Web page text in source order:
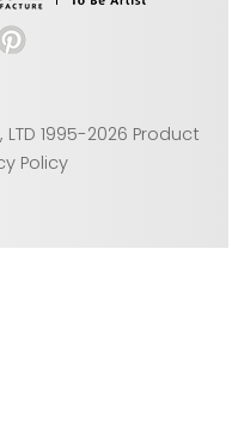
LTD 1995-2026 Product
Policy